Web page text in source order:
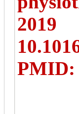
PMID: